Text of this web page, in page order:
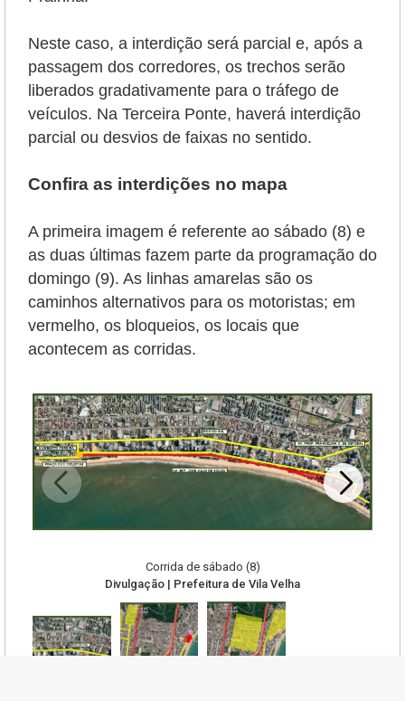
Neste caso, a interdição será parcial e, após a
passagem dos corredores, os trechos serão
liberados gradativamente para o tráfego de
veículos. Na Terceira Ponte, haverá interdição
parcial ou desvios de faixas no sentido.
Confira as interdições no mapa
A primeira imagem é referente ao sábado (8) e
as duas últimas fazem parte da programação do
domingo (9). As linhas amarelas são os
caminhos alternativos para os motoristas; em
vermelho, os bloqueios, os locais que
acontecem as corridas.
Corrida de sábado (8)
Divulgação | Prefeitura de Vila Velha